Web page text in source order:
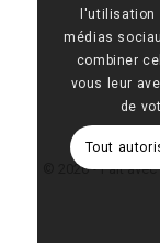
© 2026 • Fait avec
l'utilisation
médias
combiner
vous leur
de
Tout